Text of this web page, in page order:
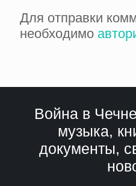
Для отправки
необходимо
Война в
музыка,
документы,